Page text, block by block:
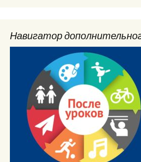
Навигатор